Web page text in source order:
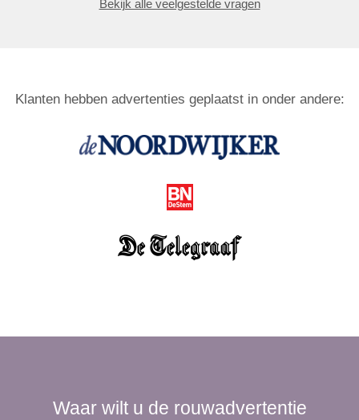
Bekijk alle veelgestelde vragen
Klanten hebben advertenties geplaatst in onder andere:
Waar wilt u de rouwadvertentie